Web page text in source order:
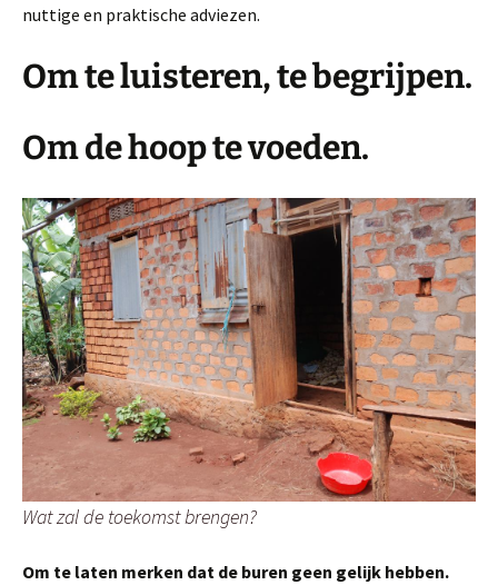
nuttige en praktische adviezen.
Om te luisteren, te begrijpen.
Om de hoop te voeden.
Wat zal de toekomst brengen?
Om te laten merken dat de buren geen gelijk hebben.